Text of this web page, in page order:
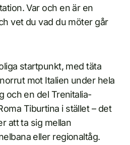
Var och en är en
vet du vad du möter går
startpunkt, med täta
mot Italien under hela
och en del Trenitalia-
Tiburtina i stället – det
att ta sig mellan
eller regionaltåg.